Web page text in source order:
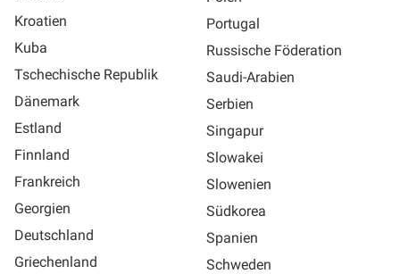
Kroatien
Kuba
Tschechische Republik
Dänemark
Estland
Finnland
Frankreich
Georgien
Deutschland
Griechenland
Portugal
Russische Föderation
Saudi-Arabien
Serbien
Singapur
Slowakei
Slowenien
Südkorea
Spanien
Schweden